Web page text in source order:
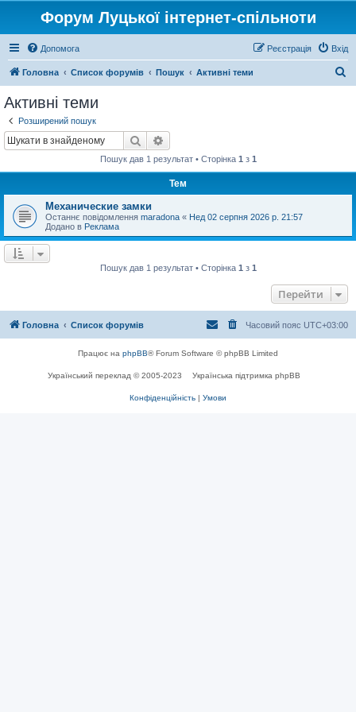
Форум Луцької інтернет-спільноти
Допомога Вхід
Реєстрація
Головна Список форумів Пошук Активні теми
Активні теми
Розширений пошук
Пошук
Пошук дав 1 результат • Сторінка 1 з 1
Тем
Механические замки
Останнє повідомлення maradona « Нед 02 серпня 2026 р. 21:57
Додано в Реклама
Пошук дав 1 результат • Сторінка 1 з 1
Перейти
Головна Список форумів Часовий пояс UTC+03:00
Працює на phpBB® Forum Software © phpBB Limited
Український переклад © 2005-2023 Українська підтримка phpBB
Конфіденційність | Умови